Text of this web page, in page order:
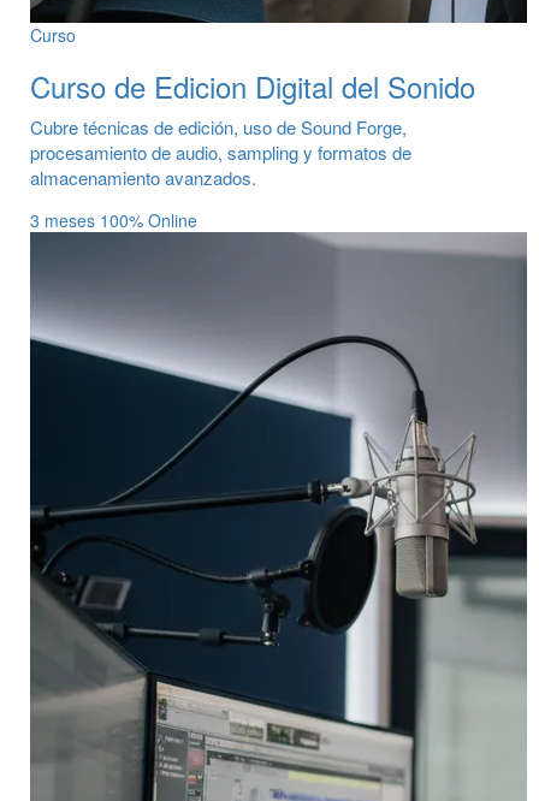
Curso
Curso de Edicion Digital del Sonido
Cubre técnicas de edición, uso de Sound Forge,
procesamiento de audio, sampling y formatos de
almacenamiento avanzados.
3 meses 100% Online